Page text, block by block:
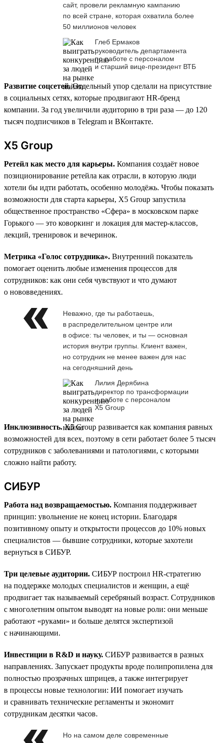
сайт, провели рекламную кампанию
по всей стране, которая охватила более
50 миллионов человек
Глеб Ермаков
руководитель департамента
по работе с персоналом
и старший вице-президент ВТБ
Развитие соцсетей.Отдельный упор сделали на присутствие
в социальных сетях, которые продвигают HR-бренд
компании. За год увеличили аудиторию в три раза — до 120
тысяч подписчиков в Telegram и ВКонтакте.
X5 Group
Ретейл как место для карьеры. Компания создаёт новое
позиционирование ретейла как отрасли, в которую люди
хотели бы идти работать, особенно молодёжь. Чтобы показать
возможности для старта карьеры, X5 Group запустила
общественное пространство «Сфера» в московском парке
Горького — это коворкинг и локация для мастер-классов,
лекций, тренировок и вечеринок.
Метрика «Голос сотрудника». Внутренний показатель
помогает оценить любые изменения процессов для
сотрудников: как они себя чувствуют и что думают
о нововведениях.
Неважно, где ты работаешь,
в распределительном центре или
в офисе: ты человек, и ты — основная
история внутри группы. Клиент важен,
но сотрудник не менее важен для нас
на сегодняшний день
Лилия Дерябина
директор по трансформации
и работе с персоналом
Х5 Group
Инклюзивность.X5 Group развивается как компания равных
возможностей для всех, поэтому в сети работает более 5 тысяч
сотрудников с заболеваниями и патологиями, с которыми
сложно найти работу.
СИБУР
Работа над возвращаемостью. Компания поддерживает
принцип: увольнение не конец истории. Благодаря
позитивному опыту и открытости процессов до 10% новых
специалистов — бывшие сотрудники, которые захотели
вернуться в СИБУР.
Три целевые аудитории. СИБУР построил HR-стратегию
на поддержке молодых специалистов и женщин, а ещё
продвигает так называемый серебряный возраст. Сотрудников
с многолетним опытом выводят на новые роли: они меньше
работают «руками» и больше делятся экспертизой
с начинающими.
Инвестиции в R&D и науку. СИБУР развивается в разных
направлениях. Запускает продукты вроде полипропилена для
полностью прозрачных шприцев, а также интегрирует
в процессы новые технологии: ИИ помогает изучать
и сравнивать технические регламенты и экономит
сотрудникам десятки часов.
Но на самом деле современные